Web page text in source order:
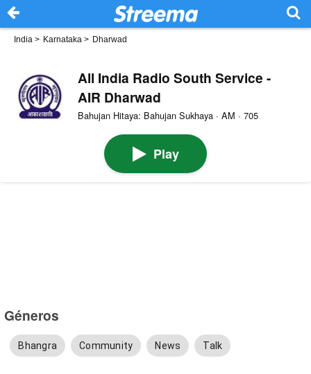
India > Karnataka > Dharwad
All India Radio South Service -
AIR Dharwad
Bahujan Hitaya: Bahujan Sukhaya · AM · 705
Play
Géneros
Bhangra Community News Talk